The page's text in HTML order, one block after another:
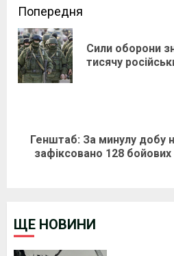
Continue
Reading
Попередня
Сили оборони
тисячу
Next
post:
Генштаб: За минулу добу
зафіксовано 128 бойових
ЩЕ НОВИНИ